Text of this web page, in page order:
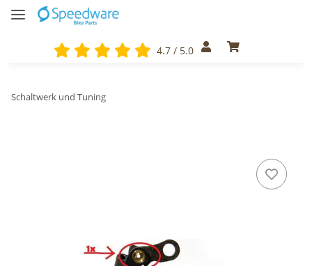
4.7 / 5.0
Schaltwerk und Tuning